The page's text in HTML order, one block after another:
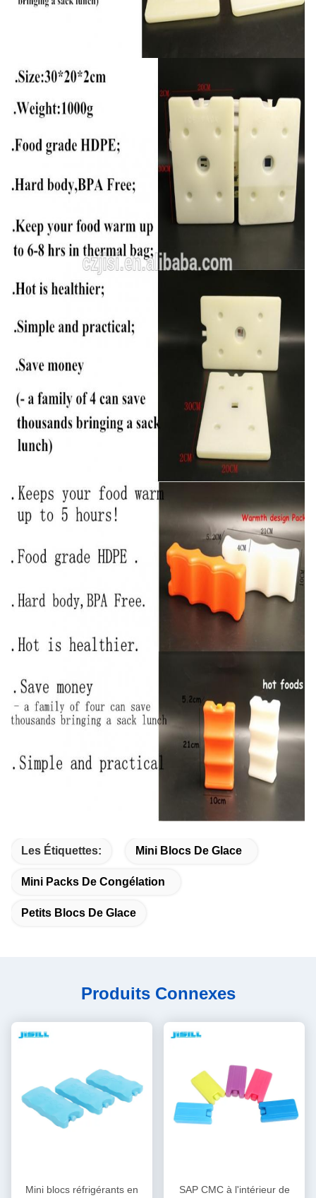
Les Étiquettes: Mini Blocs De Glace
Mini Packs De Congélation
Petits Blocs De Glace
Produits Connexes
Mini blocs réfrigérants en
SAP CMC à l'intérieur de